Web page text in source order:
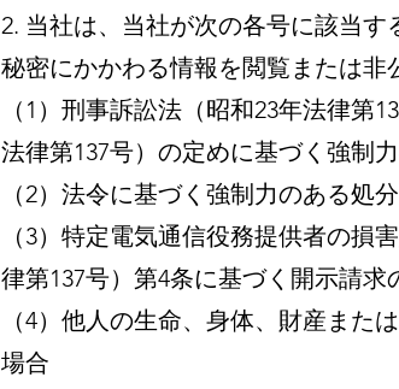
2. 当社は、当社が次の各号に該当
秘密にかかわる情報を閲覧または非
（1）刑事訴訟法（昭和23年法律第
法律第137号）の定めに基づく強制
（2）法令に基づく強制力のある処
（3）特定電気通信役務提供者の損
律第137号）第4条に基づく開示請
（4）他人の生命、身体、財産また
場合